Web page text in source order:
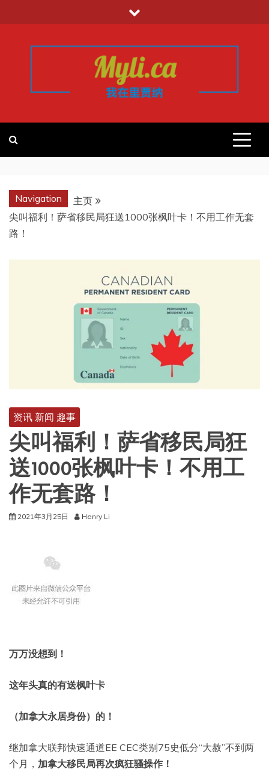
至
我的里贾纳
REGINA
Navigation
主页
尖叫福利！萨省移民局狂送1000张枫叶卡！不用工作无套
路！
资讯 新闻 趣事
尖叫福利！萨省移民局狂
送1000张枫叶卡！不用工
作无套路！
2021年3月25日 Henry Li
万万没想到！
这年头真的有送枫叶卡
（加拿大永居身份）的！
继加拿大联邦快速通道EE CEC类别75史低分“大赦”不到两
个月， 加拿大移民局再次疯狂骚操作！